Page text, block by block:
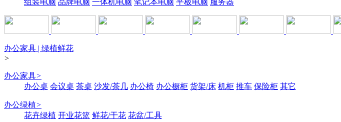
组装电脑 品牌电脑 一体机电脑 笔记本电脑 平板电脑 服务器
办公家具 | 绿植鲜花
>
办公家具>
办公桌 会议桌 茶桌 沙发/茶几 办公椅 办公橱柜 货架/床 机柜 推车 保险柜 其它
办公绿植>
花卉绿植 开业花篮 鲜花/干花 花盆/工具